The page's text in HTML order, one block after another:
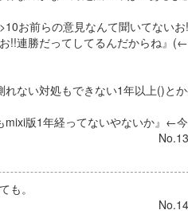
お前らの意見なんて聞いてない
!!連勝だってしてるんだからね』
ない対処もできない1年以上()と
mixi版1年経ってないやないか』←
も。